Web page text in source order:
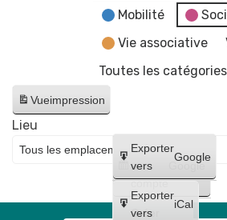
Mobilité
Vie associative
Toutes les catégories
Vueimpression
Créer
un
compte
Google
Créer
Exporter
vers
Google
Exporter
vers
iCal
Lieu